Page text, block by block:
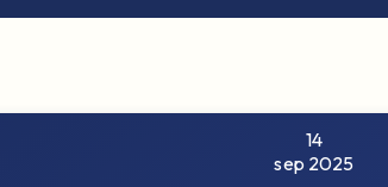
14
sep 2025